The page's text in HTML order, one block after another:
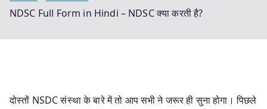
NDSC Full Form in Hindi – NDSC क्या करती है?
दोस्तों NSDC संस्था के बारे में तो आप सभी ने जरूर ही सुना होगा। पिछले